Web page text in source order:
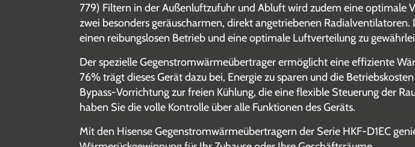
779) Filtern in der Außenluft­zufuhr und Abluft wird zudem eine optimale
zwei besonders geräuscharmen, direkt angetriebenen
einen reibungslosen Betrieb und eine optimale Luftverteilung zu
Der spezielle Gegenstromwärme­übertrager ermöglicht eine effiziente
76% trägt dieses Gerät dazu bei, Energie zu sparen und die
Bypass-Vorrichtung zur freien Kühlung, die eine flexible Steuerung der
haben Sie die volle Kontrolle über alle Funktionen des Geräts.
Mit den Hisense Gegenstromwärmeübertragern der Serie HKF-D1EC